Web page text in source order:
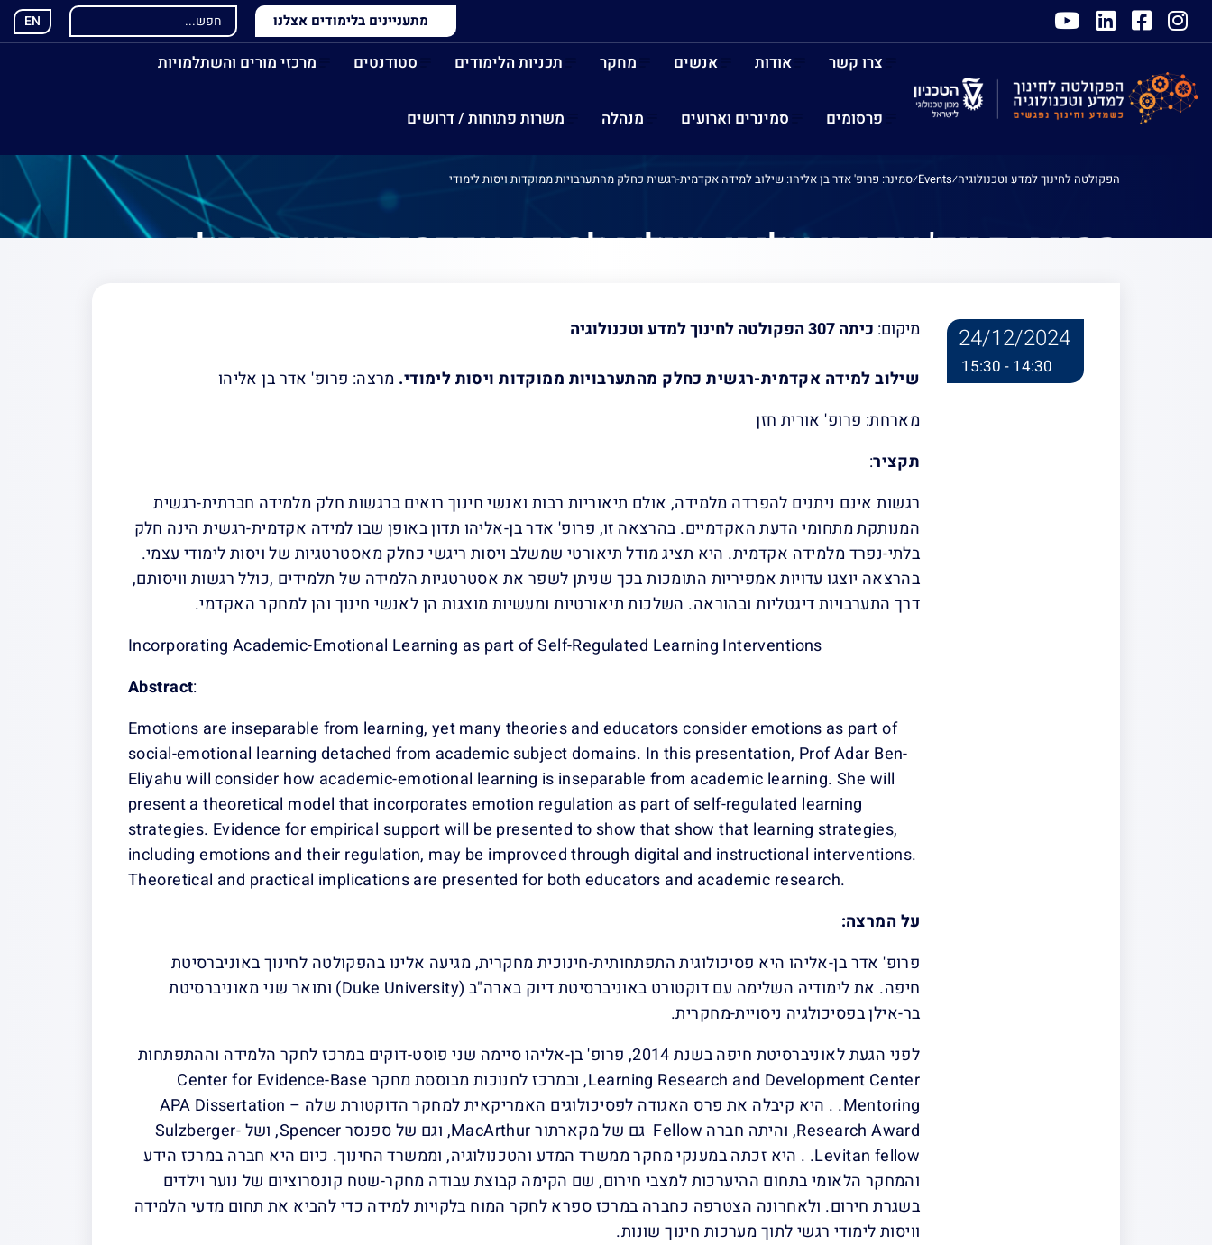
מתעניינים בלימודים אצלנו EN
צרו קשר אודות אנשים מחקר תכניות הלימודים סטודנטים מרכזי מורים והשתלמויות
פרסומים סמינרים וארועים מנהלה משרות פתוחות / דרושים
הפקולטה לחינוך למדע וטכנולוגיה⁄
Events
⁄סמינר: פרופ' אדר בן אליהו: שילוב למידה אקדמית-רגשית כחלק מהתערבויות ממוקדות ויסות לימודי
סמינר: פרופ' אדר בן אליהו: שילוב למידה אקדמית-רגשית כחלק
24/12/2024
14:30 - 15:30
מיקום: כיתה 307 הפקולטה לחינוך למדע וטכנולוגיה
שילוב למידה אקדמית-רגשית כחלק מהתערבויות ממוקדות ויסות לימודי. מרצה: פרופ' אדר בן אליהו
מארחת: פרופ' אורית חזן
תקציר:
רגשות אינם ניתנים להפרדה מלמידה, אולם תיאוריות רבות ואנשי חינוך רואים ברגשות חלק מלמידה חברתית-רגשית
המנותקת מתחומי הדעת האקדמיים. בהרצאה זו, פרופ' אדר בן-אליהו תדון באופן שבו למידה אקדמית-רגשית הינה חלק
בלתי-נפרד מלמידה אקדמית. היא תציג מודל תיאורטי שמשלב ויסות ריגשי כחלק מאסטרטגיות של ויסות לימודי עצמי.
בהרצאה יוצגו עדויות אמפיריות התומכות בכך שניתן לשפר את אסטרטגיות הלמידה של תלמידים ,כולל רגשות וויסותם,
דרך התערבויות דיגטליות ובהוראה. השלכות תיאורטיות ומעשיות מוצגות הן לאנשי חינוך והן למחקר האקדמי.
Incorporating Academic-Emotional Learning as part of Self-Regulated Learning Interventions
Abstract:
Emotions are inseparable from learning, yet many theories and educators consider emotions as part of
social-emotional learning detached from academic subject domains. In this presentation, Prof Adar Ben-
Eliyahu will consider how academic-emotional learning is inseparable from academic learning. She will
present a theoretical model that incorporates emotion regulation as part of self-regulated learning
strategies. Evidence for empirical support will be presented to show that show that learning strategies,
including emotions and their regulation, may be improvced through digital and instructional interventions.
Theoretical and practical implications are presented for both educators and academic research.
על המרצה:
פרופ' אדר בן-אליהו היא פסיכולוגית התפתחותית-חינוכית מחקרית, מגיעה אלינו בהפקולטה לחינוך באוניברסיטת
חיפה. את לימודיה השלימה עם דוקטורט באוניברסיטת דיוק בארה"ב (Duke University) ותואר שני מאוניברסיטת
בר-אילן בפסיכולגיה ניסויית-מחקרית.
לפני הגעת לאוניברסיטת חיפה בשנת 2014, פרופ' בן-אליהו סיימה שני פוסט-דוקים במרכז לחקר הלמידה וההתפתחות
Learning Research and Development Center, ובמרכז לחנוכות מבוססת מחקר Center for Evidence-Base
Mentoring. . היא קיבלה את פרס האגודה לפסיכולוגים האמריקאית למחקר הדוקטורת שלה – APA Dissertation
Research Award, והיתה חברה Fellow גם של מקארתור MacArthur, וגם של ספנסר Spencer, ושל Sulzberger-
Levitan fellow. . היא זכתה במענקי מחקר ממשרד המדע והטכנולוגיה, וממשרד החינוך. כיום היא חברה במרכז הידע
והמחקר הלאומי בתחום ההיערכות למצבי חירום, שם הקימה קבוצת עבודה מחקר-שטח קונסרוציום של נוער וילדים
בשגרת חירום. ולאחרונה הצטרפה כחברה במרכז ספרא לחקר המוח בלקויות למידה כדי להביא את תחום מדעי הלמידה
וויסות לימודי רגשי לתוך מערכות חינוך שונות.